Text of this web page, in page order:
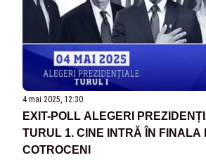
4 mai 2025, 12:30
EXIT-POLL ALEGERI
TURUL 1. CINE INTRĂ ÎN FINALA
COTROCENI